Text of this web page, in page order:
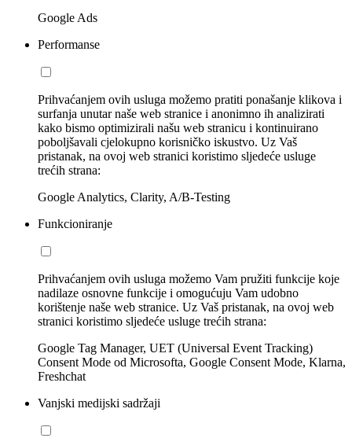
Google Ads
Performanse
Prihvaćanjem ovih usluga možemo pratiti ponašanje klikova i
surfanja unutar naše web stranice i anonimno ih analizirati
kako bismo optimizirali našu web stranicu i kontinuirano
poboljšavali cjelokupno korisničko iskustvo. Uz Vaš
pristanak, na ovoj web stranici koristimo sljedeće usluge
trećih strana:
Google Analytics, Clarity, A/B-Testing
Funkcioniranje
Prihvaćanjem ovih usluga možemo Vam pružiti funkcije koje
nadilaze osnovne funkcije i omogućuju Vam udobno
korištenje naše web stranice. Uz Vaš pristanak, na ovoj web
stranici koristimo sljedeće usluge trećih strana:
Google Tag Manager, UET (Universal Event Tracking)
Consent Mode od Microsofta, Google Consent Mode, Klarna,
Freshchat
Vanjski medijski sadržaji